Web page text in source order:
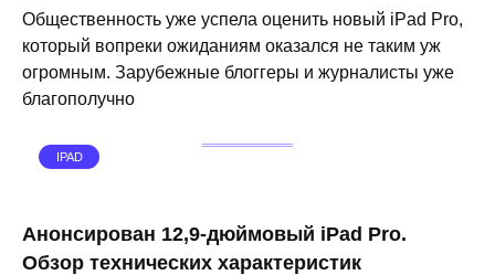
Общественность уже успела оценить новый iPad Pro,
который вопреки ожиданиям оказался не таким уж
огромным. Зарубежные блоггеры и журналисты уже
благополучно
IPAD
Анонсирован 12,9-дюймовый iPad Pro.
Обзор технических характеристик